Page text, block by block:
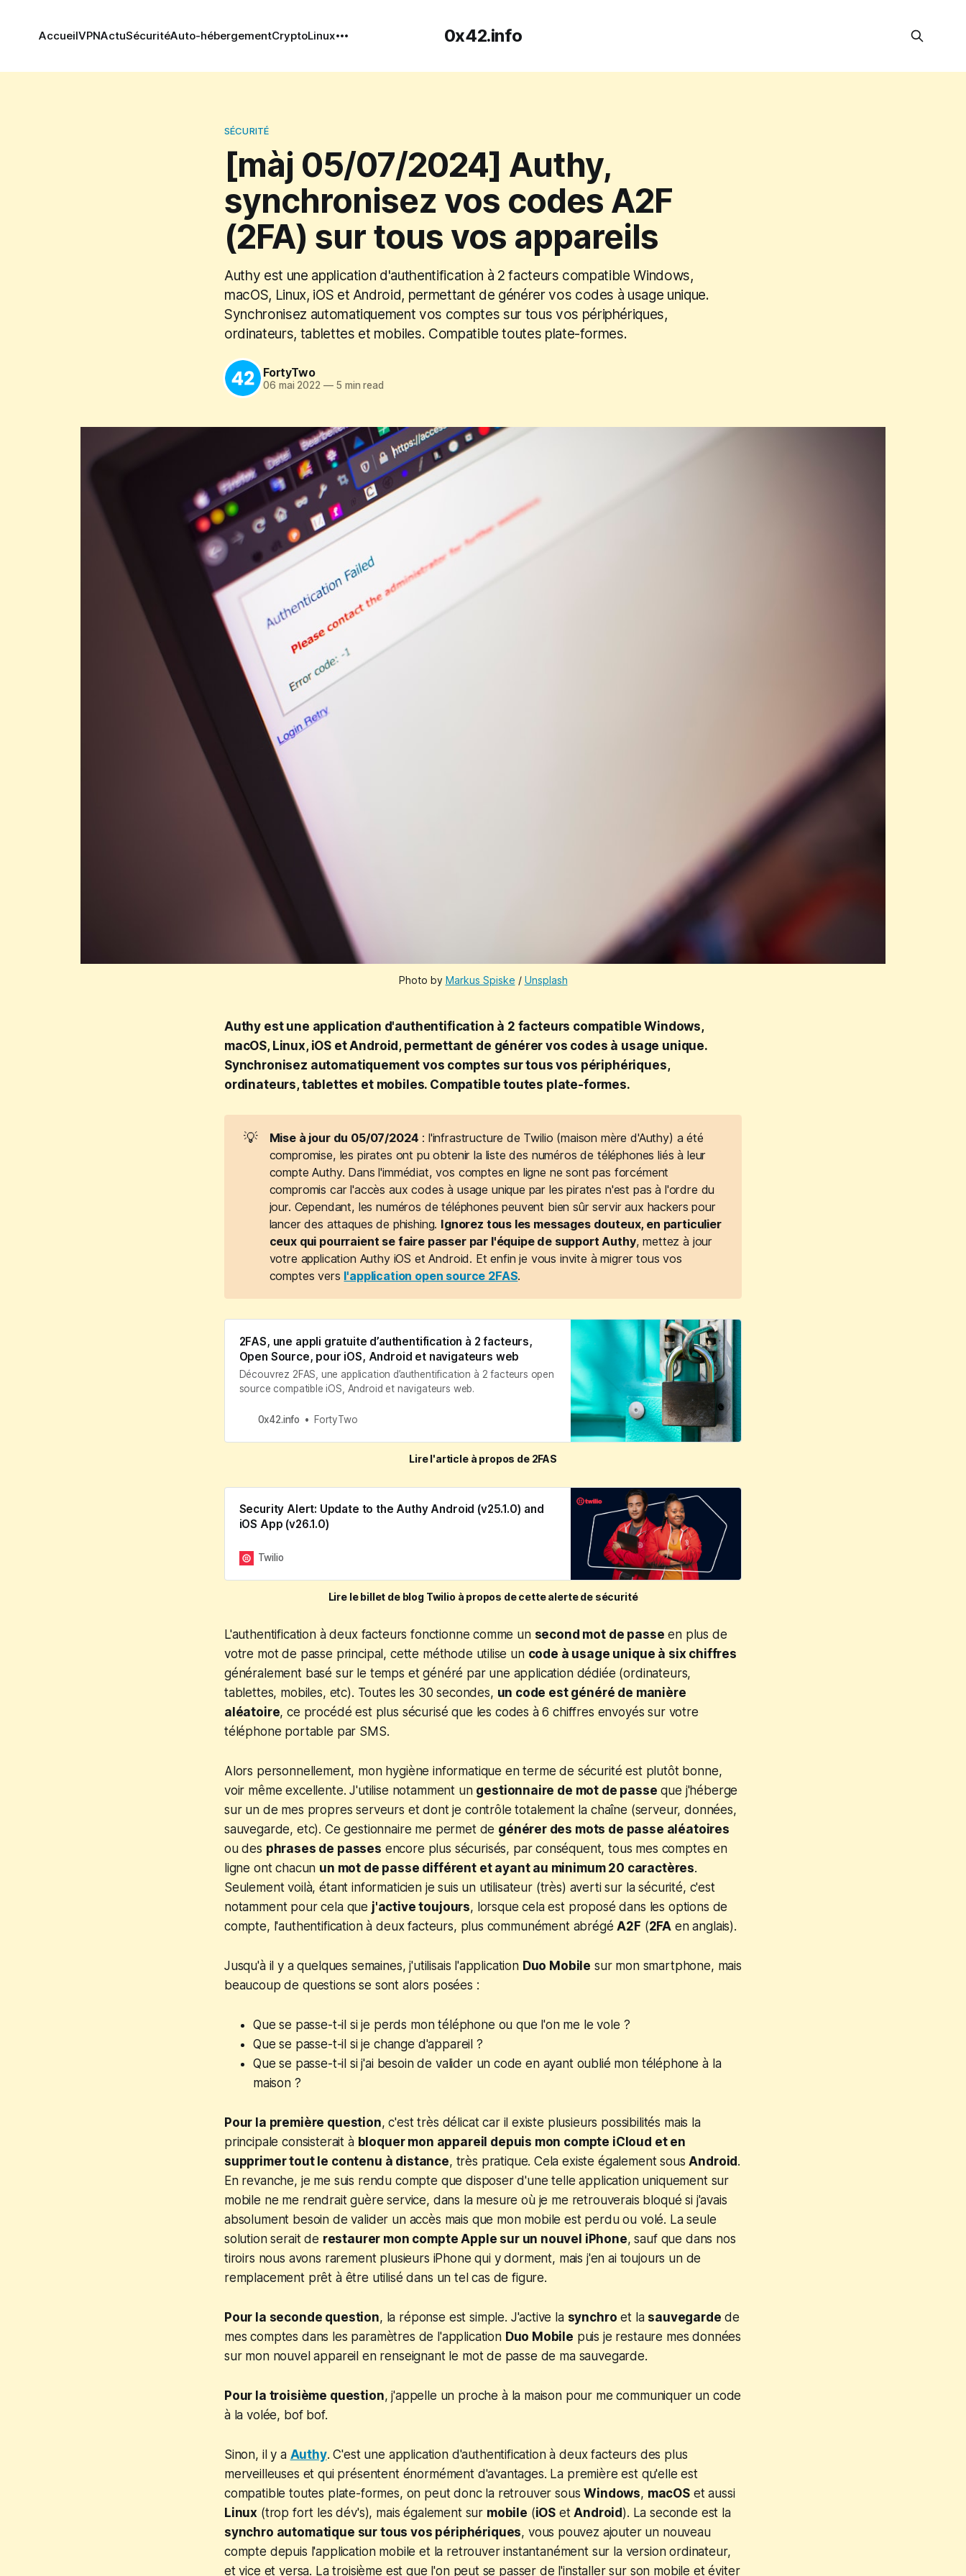
0x42.info
AccueilVPNActuSécuritéAuto-hébergementCryptoLinux
SÉCURITÉ
[màj 05/07/2024] Authy,
synchronisez vos codes A2F
(2FA) sur tous vos appareils
Authy est une application d'authentification à 2 facteurs compatible Windows,
macOS, Linux, iOS et Android, permettant de générer vos codes à usage unique.
Synchronisez automatiquement vos comptes sur tous vos périphériques,
ordinateurs, tablettes et mobiles. Compatible toutes plate-formes.
FortyTwo
06 mai 2022 —5 min read
Photo by Markus Spiske / Unsplash
Authy est une application d'authentification à 2 facteurs compatible Windows,
macOS, Linux, iOS et Android, permettant de générer vos codes à usage unique.
Synchronisez automatiquement vos comptes sur tous vos périphériques,
ordinateurs, tablettes et mobiles. Compatible toutes plate-formes.
💡 Mise à jour du 05/07/2024 : l'infrastructure de Twilio (maison mère d'Authy) a été
compromise, les pirates ont pu obtenir la liste des numéros de téléphones liés à leur
compte Authy. Dans l'immédiat, vos comptes en ligne ne sont pas forcément
compromis car l'accès aux codes à usage unique par les pirates n'est pas à l'ordre du
jour. Cependant, les numéros de téléphones peuvent bien sûr servir aux hackers pour
lancer des attaques de phishing. Ignorez tous les messages douteux, en particulier
ceux qui pourraient se faire passer par l'équipe de support Authy, mettez à jour
votre application Authy iOS et Android. Et enfin je vous invite à migrer tous vos
comptes vers l'application open source 2FAS.
2FAS, une appli gratuite d’authentification à 2 facteurs,
Open Source, pour iOS, Android et navigateurs web
Découvrez 2FAS, une application d’authentification à 2 facteurs open
source compatible iOS, Android et navigateurs web.
0x42.info FortyTwo
Lire l'article à propos de 2FAS
Security Alert: Update to the Authy Android (v25.1.0) and
iOS App (v26.1.0)
Twilio
Lire le billet de blog Twilio à propos de cette alerte de sécurité
L'authentification à deux facteurs fonctionne comme un second mot de passe en plus de
votre mot de passe principal, cette méthode utilise un code à usage unique à six chiffres
généralement basé sur le temps et généré par une application dédiée (ordinateurs,
tablettes, mobiles, etc). Toutes les 30 secondes, un code est généré de manière
aléatoire, ce procédé est plus sécurisé que les codes à 6 chiffres envoyés sur votre
téléphone portable par SMS.
Alors personnellement, mon hygiène informatique en terme de sécurité est plutôt bonne,
voir même excellente. J'utilise notamment un gestionnaire de mot de passe que j'héberge
sur un de mes propres serveurs et dont je contrôle totalement la chaîne (serveur, données,
sauvegarde, etc). Ce gestionnaire me permet de générer des mots de passe aléatoires
ou des phrases de passes encore plus sécurisés, par conséquent, tous mes comptes en
ligne ont chacun un mot de passe différent et ayant au minimum 20 caractères.
Seulement voilà, étant informaticien je suis un utilisateur (très) averti sur la sécurité, c'est
notamment pour cela que j'active toujours, lorsque cela est proposé dans les options de
compte, l'authentification à deux facteurs, plus communément abrégéA2F (2FA en anglais).
Jusqu'à il y a quelques semaines, j'utilisais l'application Duo Mobile sur mon smartphone, mais
beaucoup de questions se sont alors posées :
Que se passe-t-il si je perds mon téléphone ou que l'on me le vole ?
Que se passe-t-il si je change d'appareil ?
Que se passe-t-il si j'ai besoin de valider un code en ayant oublié mon téléphone à la
maison ?
Pour la première question, c'est très délicat car il existe plusieurs possibilités mais la
principale consisterait à bloquer mon appareil depuis mon compte iCloud et en
supprimer tout le contenu à distance, très pratique. Cela existe également sousAndroid.
En revanche, je me suis rendu compte que disposer d'une telle application uniquement sur
mobile ne me rendrait guère service, dans la mesure où je me retrouverais bloqué si j'avais
absolument besoin de valider un accès mais que mon mobile est perdu ou volé. La seule
solution serait de restaurer mon compte Apple sur un nouvel iPhone, sauf que dans nos
tiroirs nous avons rarement plusieurs iPhone qui y dorment, mais j'en ai toujours un de
remplacement prêt à être utilisé dans un tel cas de figure.
Pour la seconde question, la réponse est simple. J'active la synchro et la sauvegarde de
mes comptes dans les paramètres de l'application Duo Mobile puis je restaure mes données
sur mon nouvel appareil en renseignant le mot de passe de ma sauvegarde.
Pour la troisième question, j'appelle un proche à la maison pour me communiquer un code
à la volée, bof bof.
Sinon, il y a Authy. C'est une application d'authentification à deux facteurs des plus
merveilleuses et qui présentent énormément d'avantages. La première est qu'elle est
compatible toutes plate-formes, on peut donc la retrouver sousWindows, macOSet aussi
Linux (trop fort les dév's), mais également sur mobile (iOS etAndroid). La seconde est la
synchro automatique sur tous vos périphériques, vous pouvez ajouter un nouveau
compte depuis l'application mobile et la retrouver instantanément sur la version ordinateur,
et vice et versa. La troisième est que l'on peut se passer de l'installer sur son mobile et éviter